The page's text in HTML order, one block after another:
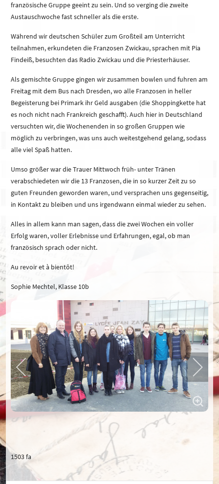
französische Gruppe geeint zu sein. Und so verging die zweite
Austauschwoche fast schneller als die erste.
Während wir deutschen Schüler zum Großteil am Unterricht
teilnahmen, erkundeten die Franzosen Zwickau, sprachen mit Pia
Findeiß, besuchten das Radio Zwickau und die Priesterhäuser.
Als gemischte Gruppe gingen wir zusammen bowlen und fuhren am
Freitag mit dem Bus nach Dresden, wo alle Franzosen in heller
Begeisterung bei Primark ihr Geld ausgaben (die Shoppingkette hat
es noch nicht nach Frankreich geschafft). Auch hier in Deutschland
versuchten wir, die Wochenenden in so großen Gruppen wie
möglich zu verbringen, was uns auch weitestgehend gelang, sodass
alle viel Spaß hatten.
Umso größer war die Trauer Mittwoch früh- unter Tränen
verabschiedeten wir die 13 Franzosen, die in so kurzer Zeit zu so
guten Freunden geworden waren, und versprachen uns gegenseitig,
in Kontakt zu bleiben und uns irgendwann einmal wieder zu sehen.
Alles in allem kann man sagen, dass die zwei Wochen ein voller
Erfolg waren, voller Erlebnisse und Erfahrungen, egal, ob man
französisch sprach oder nicht.
Au revoir et à bientôt!
Sophie Mechtel, Klasse 10b
1503 fa